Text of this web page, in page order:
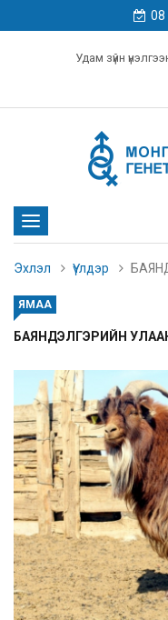
08
Удам зүйн
Toggle
navigation
Эхлэл
Үүлдэр
ЯМАА
БАЯНДЭЛГЭРИЙН УЛААН